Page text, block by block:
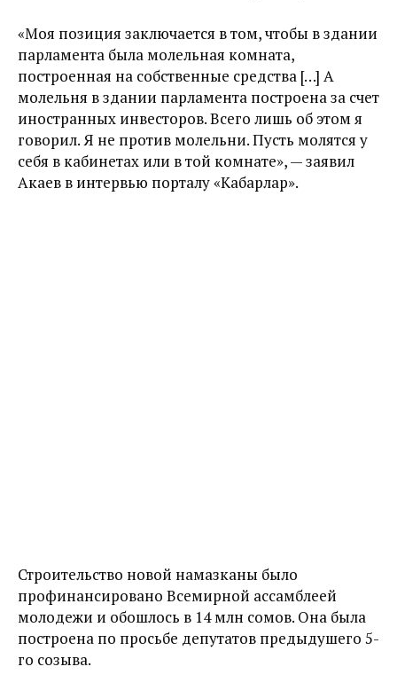
«Моя позиция заключается в том, чтобы в здании
парламента была молельная комната,
построенная на собственные средства […] А
молельня в здании парламента построена за счет
иностранных инвесторов. Всего лишь об этом я
говорил. Я не против молельни. Пусть молятся у
себя в кабинетах или в той комнате», — заявил
Акаев в интервью порталу «Кабарлар».
Строительство новой намазканы было
профинансировано Всемирной ассамблеей
молодежи и обошлось в 14 млн сомов. Она была
построена по просьбе депутатов предыдушего 5-
го созыва.